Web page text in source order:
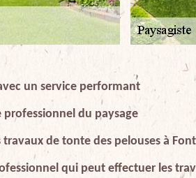
un service performant
professionnel du paysage
de tonte des pelouses à
qui peut effectuer les